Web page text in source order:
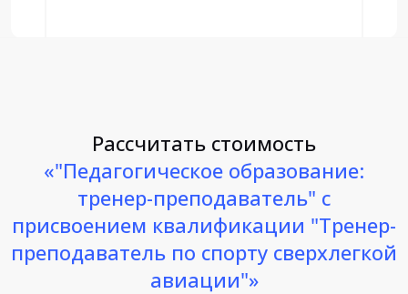
Рассчитать стоимость
«"Педагогическое образование:
тренер-преподаватель" с
присвоением квалификации "Тренер-
преподаватель по спорту сверхлегкой
авиации"»